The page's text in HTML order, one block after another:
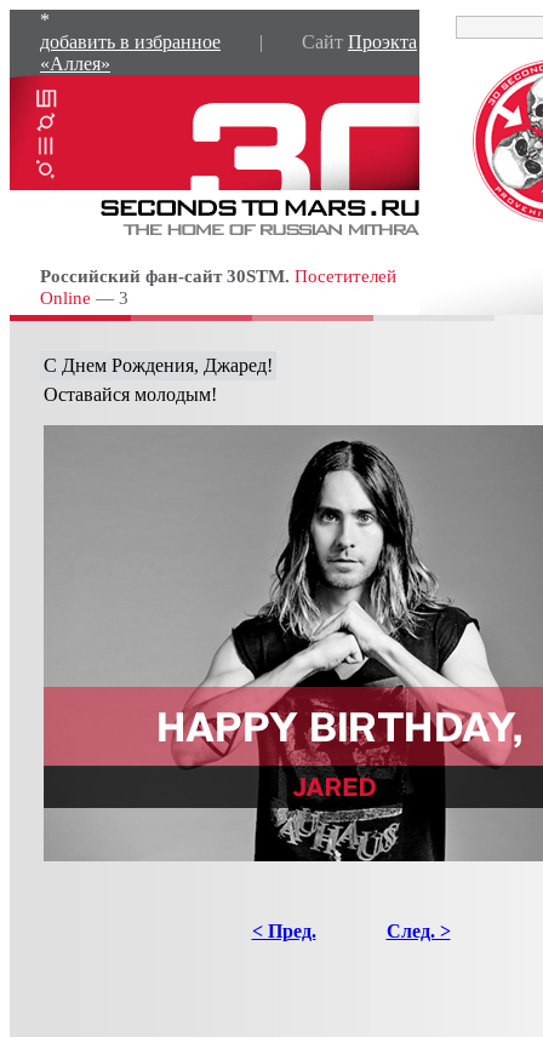
*
добавить в избранное
| Сайт Проэкта
«Аллея»
Российский фан-сайт 30STM. Посетителей
Online — 3
C Днем Рождения, Джаред!
Оставайся молодым!
< Пред. След. >